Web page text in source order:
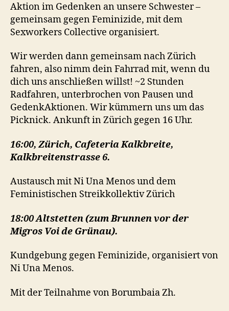
Aktion im Gedenken an unsere Schwester –
gemeinsam gegen Feminizide, mit dem
Sexworkers Collective organisiert.
Wir werden dann gemeinsam nach Zürich
fahren, also nimm dein Fahrrad mit, wenn du
dich uns anschließen willst! ~2 Stunden
Radfahren, unterbrochen von Pausen und
GedenkAktionen. Wir kümmern uns um das
Picknick. Ankunft in Zürich gegen 16 Uhr.
16:00, Zürich, Cafeteria Kalkbreite,
Kalkbreitenstrasse 6.
Austausch mit Ni Una Menos und dem
Feministischen Streikkollektiv Zürich
18:00 Altstetten (zum Brunnen vor der
Migros Voi de Grünau).
Kundgebung gegen Feminizide, organisiert von
Ni Una Menos.
Mit der Teilnahme von Borumbaia Zh.